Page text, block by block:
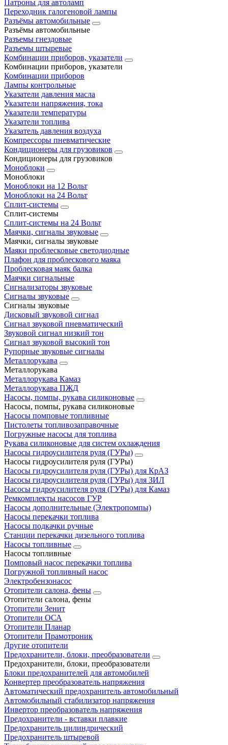
Патроны для автоламп
Переходник галогеновой лампы
Разъёмы автомобильные
Разъёмы автомобильные
Разъемы гнездовые
Разъемы штыревые
Комбинации приборов, указатели
Комбинации приборов, указатели
Комбинации приборов
Лампы контрольные
Указатели давления масла
Указатели напряжения, тока
Указатели температуры
Указатели топлива
Указатель давления воздуха
Компрессоры пневматические
Кондиционеры для грузовиков
Кондиционеры для грузовиков
Моноблоки
Моноблоки
Моноблоки на 12 Вольт
Моноблоки на 24 Вольт
Сплит-системы
Сплит-системы
Сплит‑системы на 24 Вольт
Маячки, сигналы звуковые
Маячки, сигналы звуковые
Маяки проблесковые светодиодные
Плафон для проблескового маяка
Проблесковая маяк балка
Маячки сигнальные
Сигнализаторы звуковые
Сигналы звуковые
Сигналы звуковые
Дисковый звуковой сигнал
Сигнал звуковой пневматический
Звуковой сигнал низкий тон
Сигнал звуковой высокий тон
Рупорные звуковые сигналы
Металлорукава
Металлорукава
Металлорукава Камаз
Металлорукава ПЖД
Насосы, помпы, рукава силиконовые
Насосы, помпы, рукава силиконовые
Насосы помповые топливные
Пистолеты топливозаправочные
Погружные насосы для топлива
Рукава силиконовые для систем охлаждения
Насосы гидроусилителя руля (ГУРы)
Насосы гидроусилителя руля (ГУРы)
Насосы гидроусилителя руля (ГУРы) для КрАЗ
Насосы гидроусилителя руля (ГУРы) для ЗИЛ
Насосы гидроусилителя руля (ГУРы) для Камаз
Ремкомплекты насосов ГУР
Насосы дополнительные (Электропомпы)
Насосы перекачки топлива
Насосы подкачки ручные
Станции перекачки дизельного топлива
Насосы топливные
Насосы топливные
Помповый насос перекачки топлива
Погружной топливный насос
Электробензонасос
Отопители салона, фены
Отопители салона, фены
Отопители Зенит
Отопители ОСА
Отопители Планар
Отопители Прамотроник
Другие отопители
Предохранители, блоки, преобразователи
Предохранители, блоки, преобразователи
Блоки предохранителей для автомобилей
Конвертер преобразователь напряжения
Автоматический предохранитель автомобильный
Автомобильный стабилизатор напряжения
Инвертор преобразователь напряжения
Предохранители - вставки плавкие
Предохранитель цилиндрический
Предохранитель штыревой